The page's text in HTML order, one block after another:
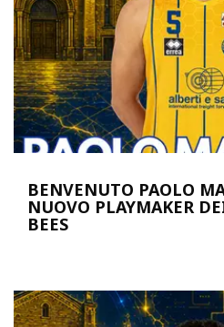
BENVENUTO PAOLO
NUOVO PLAYMAKER
BEES